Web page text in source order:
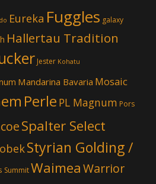
Eureka Fuggles galaxy
Hallertau Tradition
Jester Kohatu
Mandarina Bavaria Mosaic
Perle PL Magnum Pors
Spalter Select
Styrian Golding /
SummitWaimeaWarrior